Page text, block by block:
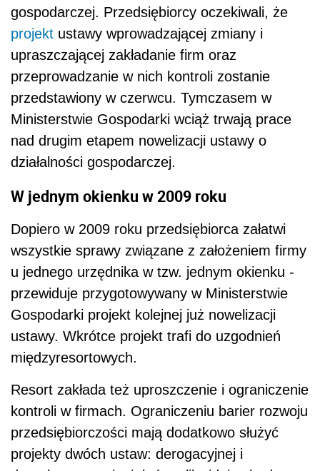
gospodarczej. Przedsiębiorcy oczekiwali, że
projekt ustawy wprowadzającej zmiany i
upraszczającej zakładanie firm oraz
przeprowadzanie w nich kontroli zostanie
przedstawiony w czerwcu. Tymczasem w
Ministerstwie Gospodarki wciąż trwają prace
nad drugim etapem nowelizacji ustawy o
działalności gospodarczej.
W jednym okienku w 2009 roku
Dopiero w 2009 roku przedsiębiorca załatwi
wszystkie sprawy związane z założeniem firmy
u jednego urzędnika w tzw. jednym okienku -
przewiduje przygotowywany w Ministerstwie
Gospodarki projekt kolejnej już nowelizacji
ustawy. Wkrótce projekt trafi do uzgodnień
międzyresortowych.
Resort zakłada też uproszczenie i ograniczenie
kontroli w firmach. Ograniczeniu barier rozwoju
przedsiębiorczości mają dodatkowo służyć
projekty dwóch ustaw: derogacyjnej i